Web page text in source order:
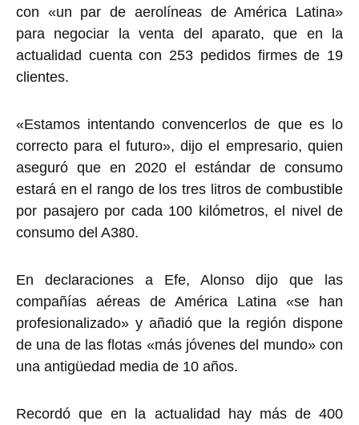
con «un par de aerolíneas de América Latina»
para negociar la venta del aparato, que en la
actualidad cuenta con 253 pedidos firmes de 19
clientes.
«Estamos intentando convencerlos de que es lo
correcto para el futuro», dijo el empresario, quien
aseguró que en 2020 el estándar de consumo
estará en el rango de los tres litros de combustible
por pasajero por cada 100 kilómetros, el nivel de
consumo del A380.
En declaraciones a Efe, Alonso dijo que las
compañías aéreas de América Latina «se han
profesionalizado» y añadió que la región dispone
de una de las flotas «más jóvenes del mundo» con
una antigüedad media de 10 años.
Recordó que en la actualidad hay más de 400